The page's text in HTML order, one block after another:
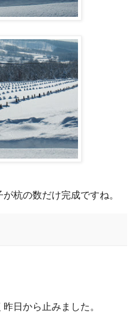
杭の数だけ完成ですね。
日から止みました。